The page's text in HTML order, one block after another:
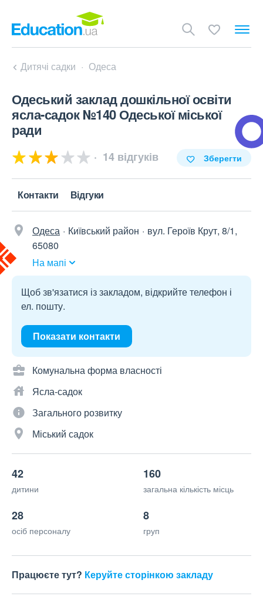
Дитячі садки Одеса
Одеський заклад дошкільної освіти
ясла-садок №140 Одеської міської
ради
14 відгуків Зберегти
Контакти Відгуки
Одеса Київський район
вул. Героїв Крут, 8/1,
65080
На мапі
Щоб зв'язатися із закладом, відкрийте телефон і
ел. пошту.
Показати контакти
Комунальна форма власності
Ясла-садок
Загального розвитку
Міський садок
42
дитини
160
загальна кількість місць
28
осіб персоналу
8
груп
Працюєте тут? Керуйте сторінкою закладу